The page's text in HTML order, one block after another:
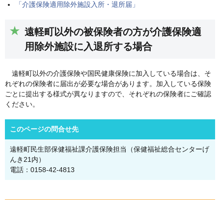
「介護保険適用除外施設入所・退所届」
遠軽町以外の被保険者の方が介護保険適
用除外施設に入退所する場合
遠軽町以外の介護保険や国民健康保険に加入している場合は、そ
れぞれの保険者に届出が必要な場合があります。加入している保険
ごとに提出する様式が異なりますので、それぞれの保険者にご確認
ください。
このページの問合せ先
遠軽町民生部保健福祉課介護保険担当（保健福祉総合センターげ
んき21内）
電話：0158-42-4813